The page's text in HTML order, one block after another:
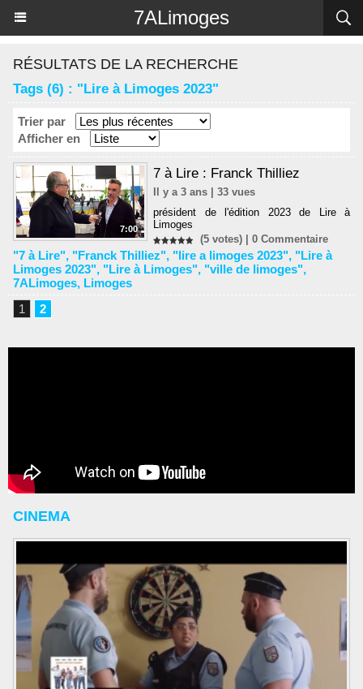
7ALimoges
RÉSULTATS DE LA RECHERCHE
Tags (6) : "Lire à Limoges 2023"
Trier par
Afficher en
7:00
7 à Lire : Franck Thilliez
Il y a 3 ans | 33 vues
président de l'édition 2023 de Lire à
Limoges
(5 votes) |0 Commentaire
"7 à Lire", "Franck Thilliez", "lire a limoges 2023", "Lire à
Limoges 2023", "Lire à Limoges", "ville de limoges",
7ALimoges, Limoges
1
2
CINEMA